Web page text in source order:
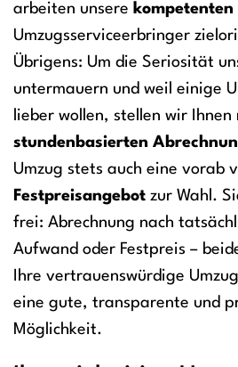
arbeiten unsere
Umzugsserviceerbringer
Übrigens: Um die Seriosität
untermauern und weil einige
lieber wollen, stellen wir Ihnen
stundenbasierten
Umzug stets auch eine vorab
Festpreisangebot zur Wahl.
frei: Abrechnung nach
Aufwand oder Festpreis –
Ihre vertrauenswürdige
eine gute, transparente und
Möglichkeit.